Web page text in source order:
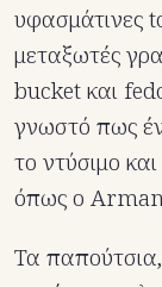
υφασμάτινες
μεταξωτές
bucket και
γνωστό πως
το ντύσιμο
όπως ο Armani
Τα